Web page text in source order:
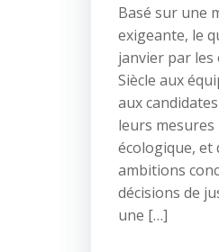
Basé sur une
exigeante, le
janvier par les
Siècle aux
aux
leurs
écologique, et
ambitions
décisions de
une […]